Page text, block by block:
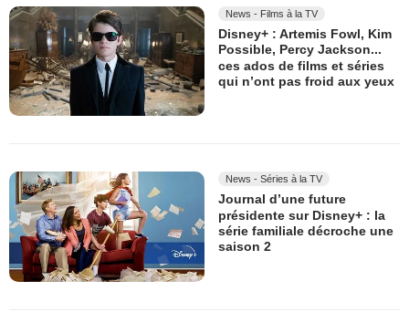
News - Films à la TV
Disney+ : Artemis Fowl, Kim
Possible, Percy Jackson...
ces ados de films et séries
qui n’ont pas froid aux yeux
News - Séries à la TV
Journal d’une future
présidente sur Disney+ : la
série familiale décroche une
saison 2